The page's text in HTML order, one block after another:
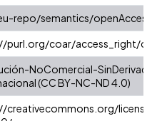
repo/semantics/openAccess
purl.org/coar/access_right/
NoComercial-
(CC BY-NC-ND 4.0)
creativecommons.org/